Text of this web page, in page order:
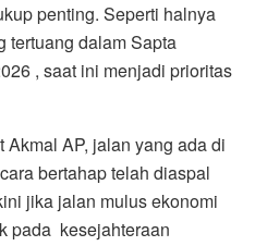
penting. Seperti halnya
tertuang dalam Sapta
, saat ini menjadi prioritas
AP, jalan yang ada di
bertahap telah diaspal
jika jalan mulus ekonomi
pada kesejahteraan